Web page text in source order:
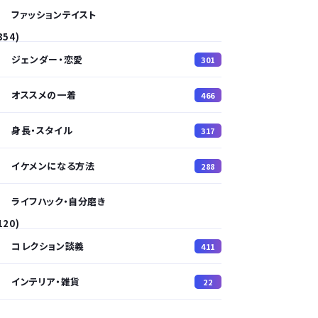
ファッションテイスト
ジェンダー・恋愛
301
オススメの一着 466
身長・スタイル 317
イケメンになる方法 288
ライフハック・自分磨き
コレクション談義
411
インテリア・雑貨 22